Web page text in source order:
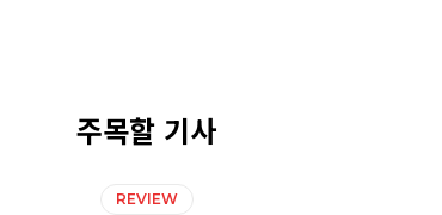
주목할 기사
REVIEW